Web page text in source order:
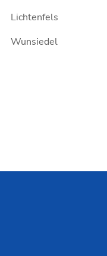
Lichtenfels
Wunsiedel